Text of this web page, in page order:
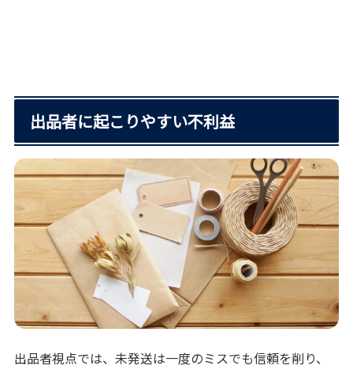
出品者に起こりやすい不利益
出品者視点では、未発送は一度のミスでも信頼を削り、